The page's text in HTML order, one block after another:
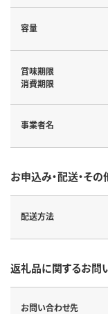
容量
賞味期限
消費期限
事業者名
お申込み・配送・その
配送方法
返礼品に関するお問
お問い合わせ先